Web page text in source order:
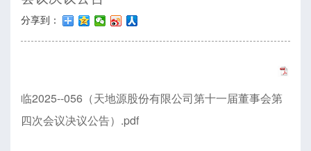
分享到：
临2025--056（天地源股份有限公司第十一届董事会第
四次会议决议公告）.pdf